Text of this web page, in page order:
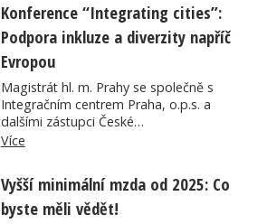
Konference “Integrating cities”:
Podpora inkluze a diverzity napříč
Evropou
Magistrát hl. m. Prahy se společně s
Integračním centrem Praha, o.p.s. a
dalšími zástupci České…
Více
Vyšší minimální mzda od 2025: Co
byste měli vědět!